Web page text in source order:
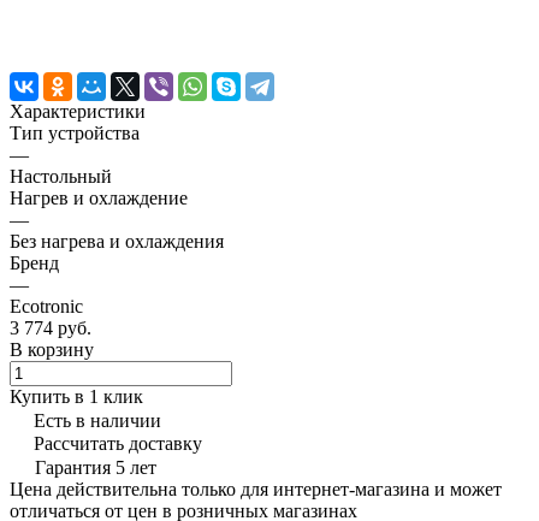
Характеристики
Тип устройства
—
Настольный
Нагрев и охлаждение
—
Без нагрева и охлаждения
Бренд
—
Ecotronic
3 774 руб.
В корзину
Купить в 1 клик
Есть в наличии
Рассчитать доставку
Гарантия 5 лет
Цена действительна только для интернет-магазина и может
отличаться от цен в розничных магазинах